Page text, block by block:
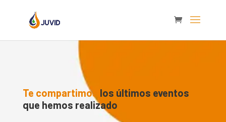
Te compartimos los últimos eventos
que hemos realizado